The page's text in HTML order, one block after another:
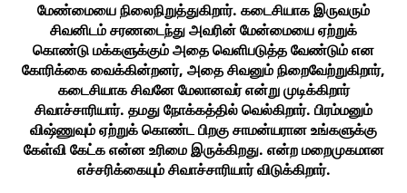
மேண்மையை நிலைநிறுத்துகிறார். கடைசியாக இருவரும்
சிவனிடம் சரணடைந்து அவரின் மேன்மையை ஏற்றுக்
கொண்டு மக்களுக்கும் அதை வெளிபடுத்த வேண்டும் என
கோரிக்கை வைக்கின்றனர், அதை சிவனும் நிறைவேற்றுகிறார்,
கடைசியாக சிவனே மேலானவர் என்று முடிக்கிறார்
சிவாச்சாரியார். தமது நோக்கத்தில் வெல்கிறார். பிரம்மனும்
விஷ்ணுவும் ஏற்றுக் கொண்ட பிறகு சாமன்யரான உங்களுக்கு
கேள்வி கேட்க என்ன உரிமை இருக்கிறது. என்ற மறைமுகமான
எச்சரிக்கையும் சிவாச்சாரியார் விடுக்கிறார்.